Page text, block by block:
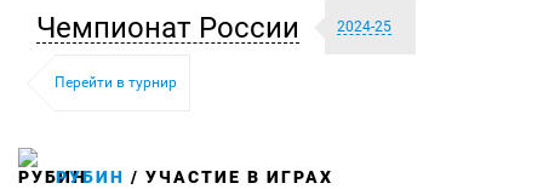
Чемпионат России 2024-25
Перейти в турнир
РУБИН / УЧАСТИЕ В ИГРАХ